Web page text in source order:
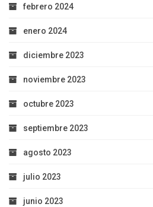
febrero 2024
enero 2024
diciembre 2023
noviembre 2023
octubre 2023
septiembre 2023
agosto 2023
julio 2023
junio 2023